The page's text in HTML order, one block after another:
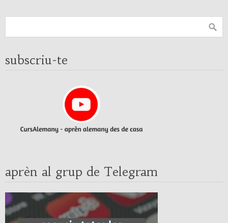
subscriu-te
aprèn al grup de Telegram